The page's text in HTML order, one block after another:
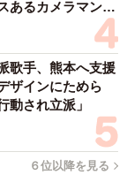
た。そして、つ
ぐ姿を見せてく
私たちと一緒に
んにそのことを
たのです。そし
あるカメラマン求
歌手、熊本へ支援
ザインにためら
され立派」
６位以降を見る